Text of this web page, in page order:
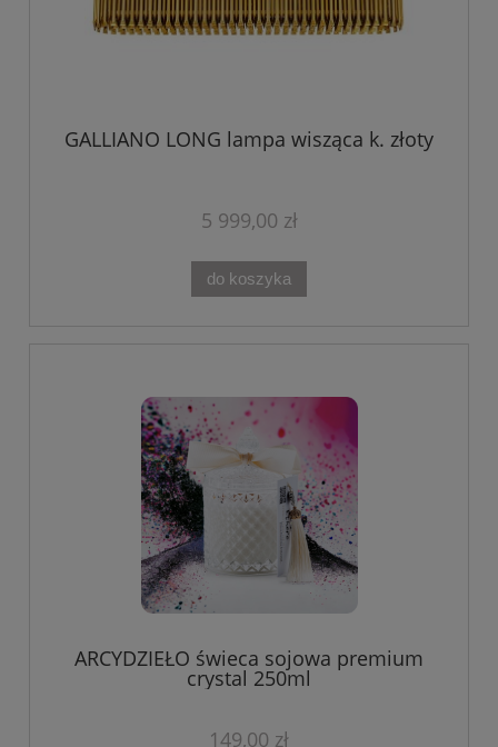
GALLIANO LONG lampa wisząca k. złoty
5 999,00 zł
do koszyka
ARCYDZIEŁO świeca sojowa premium
crystal 250ml
149,00 zł